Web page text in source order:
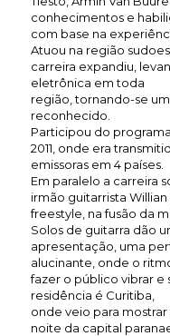
conhecimentos e
com base na
Atuou na região
carreira expandiu,
eletrônica em toda
região, tornando-se
reconhecido.
Participou do
2011, onde era
emissoras em 4 países.
Em paralelo a carreira
irmão guitarrista
freestyle, na fusão da
Solos de guitarra dão
apresentação, uma
alucinante, onde o
fazer o público vibrar e
residência é Curitiba,
onde veio para
noite da capital